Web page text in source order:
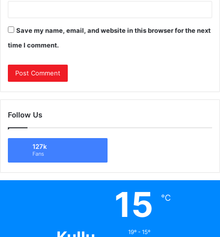
Save my name, email, and website in this browser for the next
time I comment.
Follow Us
127k
Fans
15 ℃
19º - 15º